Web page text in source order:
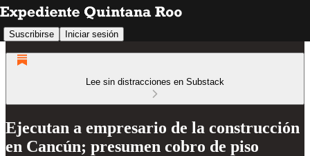
Suscribirse Iniciar sesión
Lee sin distracciones en Substack
Ejecutan a empresario de la construcción
en Cancún; presumen cobro de piso